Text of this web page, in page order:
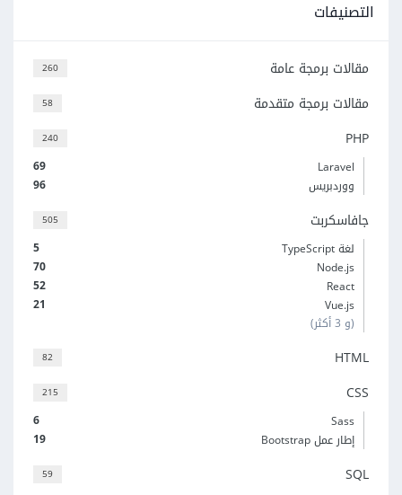
التصنيفات
260 مقالات برمجة عامة
58 مقالات برمجة متقدمة
240 PHP
69
Laravel
96
ووردبريس
505 جافاسكربت
5
لغة TypeScript
70
Node.js
52
React
21
Vue.js
(و 3 أكثر)
82 HTML
215 CSS
6
Sass
19
إطار عمل Bootstrap
59 SQL